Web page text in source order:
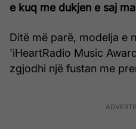
e kuq me dukjen e saj
Ditë më parë, modelja e
'iHeartRadio Music
zgjodhi një fustan me